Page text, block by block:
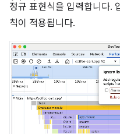
정규 표현식을 입력합니다.
칙이 적용됩니다.